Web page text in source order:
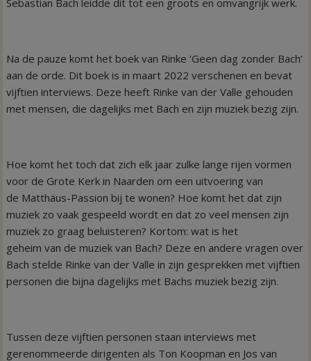
Na de pauze komt het boek van Rinke ‘Geen dag zonder Bach’
aan de orde. Dit boek is in maart 2022 verschenen en bevat
vijftien interviews. Deze heeft Rinke van der Valle gehouden
met mensen, die dagelijks met Bach en zijn muziek bezig zijn.
Hoe komt het toch dat zich elk jaar zulke lange rijen vormen
voor de Grote Kerk in Naarden om een uitvoering van
de Matthäus-Passion bij te wonen? Hoe komt het dat zijn
muziek zo vaak gespeeld wordt en dat zo veel mensen zijn
muziek zo graag beluisteren? Kortom: wat is het
geheim van de muziek van Bach? Deze en andere vragen over
Bach stelde Rinke van der Valle in zijn gesprekken met vijftien
personen die bijna dagelijks met Bachs muziek bezig zijn.
Tussen deze vijftien personen staan interviews met
gerenommeerde dirigenten als Ton Koopman en Jos van